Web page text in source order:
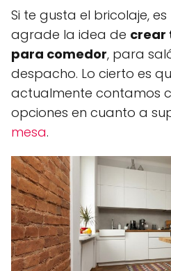
Si te gusta el bricolaje,
agrade la idea de crear
para comedor, para
despacho. Lo cierto es
actualmente contamos
opciones en cuanto a
mesa.